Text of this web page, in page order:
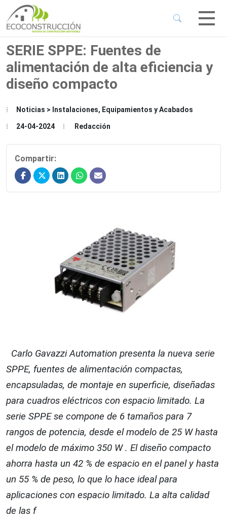
Menu
Menu
SERIE SPPE: Fuentes de
alimentación de alta eficiencia y
diseño compacto
Noticias > Instalaciones, Equipamientos y Acabados
24-04-2024 Redacción
Compartir:
Carlo Gavazzi Automation presenta la nueva serie
SPPE, fuentes de alimentación compactas,
encapsuladas, de montaje en superficie, diseñadas
para cuadros eléctricos con espacio limitado. La
serie SPPE se compone de 6 tamaños para 7
rangos de potencia, desde el modelo de 25 W hasta
el modelo de máximo 350 W . El diseño compacto
ahorra hasta un 42 % de espacio en el panel y hasta
un 55 % de peso, lo que lo hace ideal para
aplicaciones con espacio limitado. La alta calidad
de las f